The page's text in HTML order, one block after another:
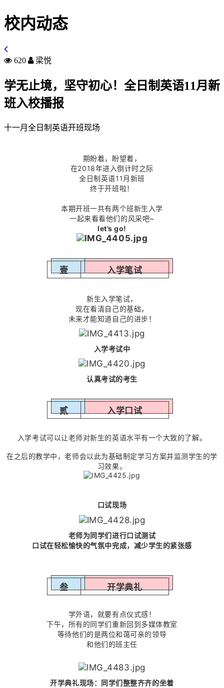
校内动态
620 梁悦
学无止境，坚守初心！全日制英语11月新
班入校播报
十一月全日制英语开班现场
期盼着，盼望着，
在2018年进入倒计时之际
全日制英语11月新班
终于开班啦！
本期开班一共有两个班新生入学
一起来看看他们的风采吧~
let’s go!
壹 入学笔试
新生入学笔试，
现在看清自己的基础，
未来才能知道自己的进步！
入学考试中
认真考试的考生
贰 入学口试
入学考试可以让老师对新生的英语水平有一个大致的了解。
在之后的教学中，老师会以此为基础制定学习方案并监测学生的学
习效果。
口试现场
老师为同学们进行口试测试
口试在轻松愉快的气氛中完成，减少学生的紧张感
叁 开学典礼
学外语，就要有点仪式感！
下午，所有的同学们重新回到多媒体教室
等待他们的是两位和蔼可亲的领导
和他们的班主任
开学典礼现场：同学们整整齐齐的坐着